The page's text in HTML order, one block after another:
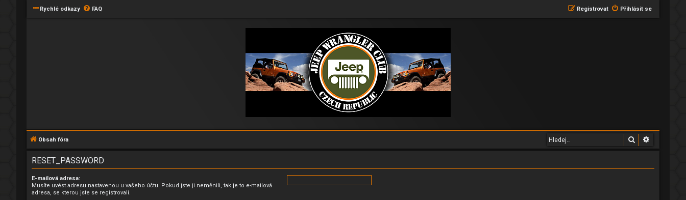
Rychlé odkazy FAQ Přihlásit se
Registrovat
Obsah fóra Hledat
RESET_PASSWORD
E-mailová adresa:
Musíte uvést adresu nastavenou u vašeho účtu. Pokud jste ji neměnili, tak je to e-mailová
adresa, se kterou jste se registrovali.